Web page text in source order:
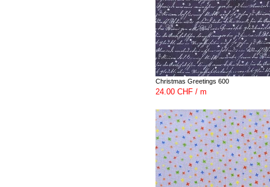
Christmas Greetings 600
24.00 CHF / m